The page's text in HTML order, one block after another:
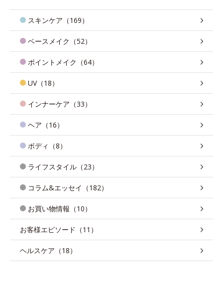
スキンケア（169）
ベースメイク（52）
ポイントメイク（64）
UV（18）
インナーケア（33）
ヘア（16）
ボディ（8）
ライフスタイル（23）
コラム&エッセイ（182）
お買い物情報（10）
お客様エピソード（11）
ヘルスケア（18）